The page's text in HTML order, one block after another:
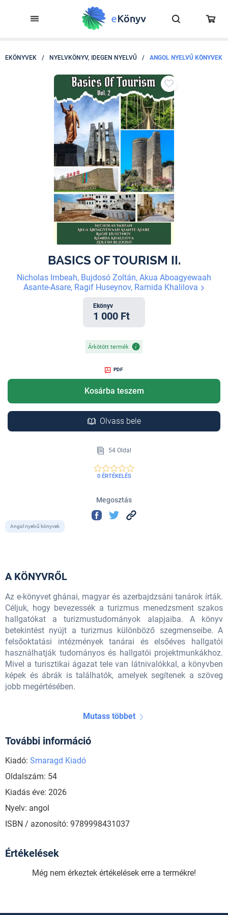
EKÖNYVEK / NYELVKÖNYV, IDEGEN NYELVŰ / ANGOL NYELVŰ KÖNYVEK
BASICS OF TOURISM II.
Nicholas Imbeah, Bujdosó Zoltán, Akua Aboagyewaah
Asante-Asare, Ragif Huseynov, Ramida Khalilova
Ekönyv
1 000 Ft
Árkötött termék
PDF
Kosárba teszem
Olvass bele
54 Oldal
0 ÉRTÉKELÉS
Megosztás
Angol nyelvű könyvek
A KÖNYVRŐL
Az e-könyvet ghánai, magyar és azerbajdzsáni tanárok írták.
Céljuk, hogy bevezessék a turizmus menedzsment szakos
hallgatókat a turizmustudományok alapjaiba. A könyv
betekintést nyújt a turizmus különböző szegmenseibe. A
felsőoktatási intézmények tanárai és elsőéves hallgatói
használhatják tudományos és hallgatói projektmunkákhoz.
Mivel a turisztikai ágazat tele van látnivalókkal, a könyvben
képek és ábrák is találhatók, amelyek segítenek a szöveg
jobb megértésében.
Mutass többet
További információ
Kiadó: Smaragd Kiadó
Oldalszám: 54
Kiadás éve: 2026
Nyelv: angol
ISBN / azonosító: 9789998431037
Értékelések
Még nem érkeztek értékelések erre a termékre!